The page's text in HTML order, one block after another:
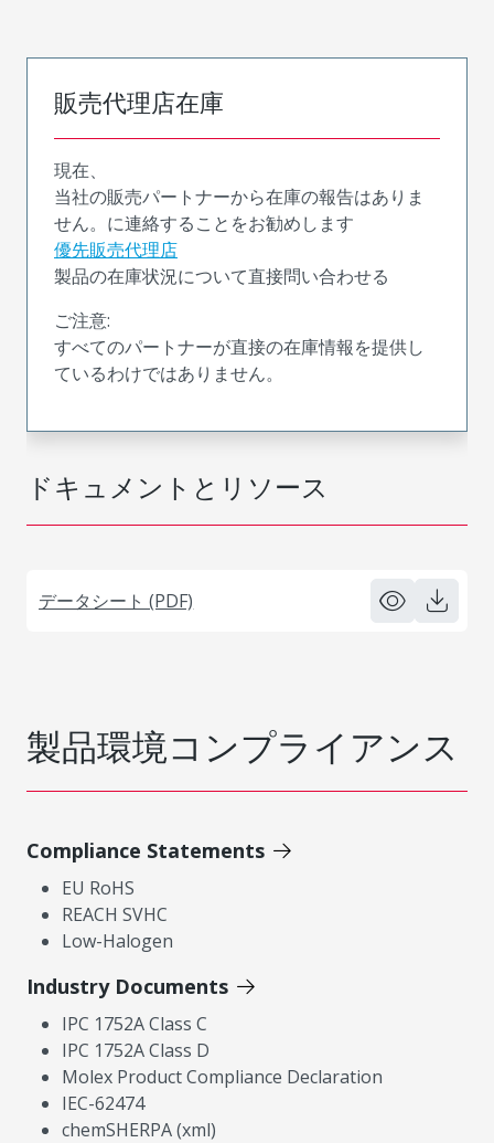
ドキュメントとリソース
データシート (PDF)
販売代理店在庫
現在、
当社の販売パートナーから在庫の報告はありま
せん。に連絡することをお勧めします
優先販売代理店
製品の在庫状況について直接問い合わせる
ご注意:
すべてのパートナーが直接の在庫情報を提供し
ているわけではありません。
製品環境コンプライアンス
Compliance Statements
EU RoHS
REACH SVHC
Low-Halogen
Industry Documents
IPC 1752A Class C
IPC 1752A Class D
Molex Product Compliance Declaration
IEC-62474
chemSHERPA (xml)